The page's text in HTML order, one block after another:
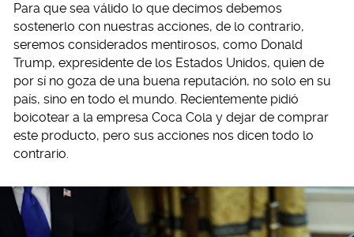
Para que sea válido lo que decimos debemos
sostenerlo con nuestras acciones, de lo contrario,
seremos considerados mentirosos, como Donald
Trump, expresidente de los Estados Unidos, quien de
por sí no goza de una buena reputación, no solo en su
país, sino en todo el mundo. Recientemente pidió
boicotear a la empresa Coca Cola y dejar de comprar
este producto, pero sus acciones nos dicen todo lo
contrario.